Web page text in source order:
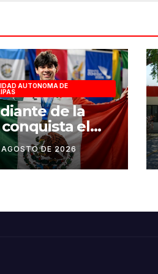
AUTONOMA DE
de la
conquista el
esgrima en
Domingo
DE 2026